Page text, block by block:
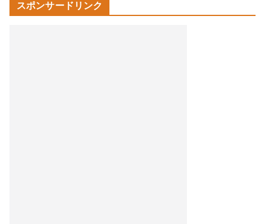
スポンサードリンク